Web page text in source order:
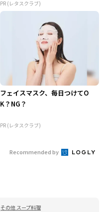
PR (レタスクラブ)
フェイスマスク、毎日つけてO
K？NG？
PR (レタスクラブ)
Recommended by
その他 スープ料理